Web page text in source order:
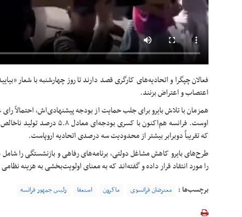
فعالان چپگرا و اتحادیه‌های کارگری قصد دارند تا روز چهارشنبه با شعار
اعتصاب و اعتراض بزنند.
همزمان با تلاش بایرو برای جلب حمایت از بودجه پیشنهادی‌اش، احتمالاً رای
اوست. فرانسه هم‌اکنون با کسری
که تقریباً دوبرابر بیشتر از محدودیت سه درصدی اتحادیه اروپاست.
طرح‌های بایرو کاهش مشاغل دولتی، برنامه‌های رفاهی و بازنشستگی را
را مورد انتقاد قرار داده و گفته‌اند که به معنای اولویت‌بخشی به هزینه
برچسب‌ها : معترضان فرانسوی ماکرون استعفا رئیس جمهور فرانسه